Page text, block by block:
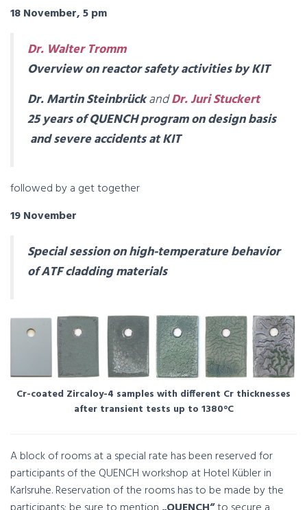
18 November, 5 pm
Dr. Walter Tromm
Overview on reactor safety activities by KIT
Dr. Martin SteinbrückandDr. Juri Stuckert
25 years of QUENCH program on design basis
and severe accidents at KIT
followed by a get together
19 November
Special session on high-temperature behavior
of ATF cladding materials
Cr-coated Zircaloy-4 samples with different Cr thicknesses
after transient tests up to 1380°C
A block of rooms at a special rate has been reserved for
participants of the QUENCH workshop at Hotel Kübler in
Karlsruhe. Reservation of the rooms has to be made by the